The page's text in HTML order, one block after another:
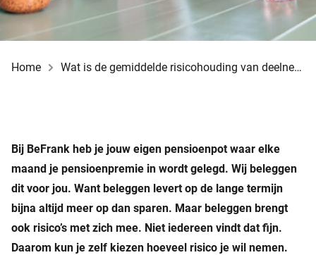
Home Wat is de gemiddelde risicohouding van deelnemers?
Bij BeFrank heb je jouw eigen pensioenpot waar elke
maand je pensioenpremie in wordt gelegd. Wij beleggen
dit voor jou. Want beleggen levert op de lange termijn
bijna altijd meer op dan sparen. Maar beleggen brengt
ook risico’s met zich mee. Niet iedereen vindt dat fijn.
Daarom kun je zelf kiezen hoeveel risico je wil nemen.